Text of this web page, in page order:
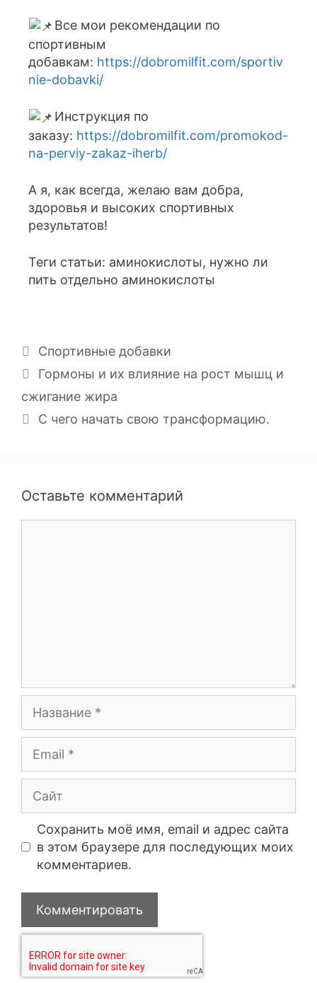
Все мои рекомендации по
спортивным
добавкам: https://dobromilfit.com/sportiv
nie-dobavki/
Инструкция по
заказу: https://dobromilfit.com/promokod-
na-perviy-zakaz-iherb/
А я, как всегда, желаю вам добра,
здоровья и высоких спортивных
результатов!
Теги статьи: аминокислоты, нужно ли
пить отдельно аминокислоты
Спортивные добавки
Гормоны и их влияние на рост мышц и
сжигание жира
С чего начать свою трансформацию.
Оставьте комментарий
Сохранить моё имя, email и адрес сайта
в этом браузере для последующих моих
комментариев.